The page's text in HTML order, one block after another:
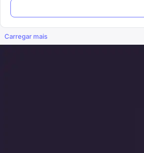
Carregar mais